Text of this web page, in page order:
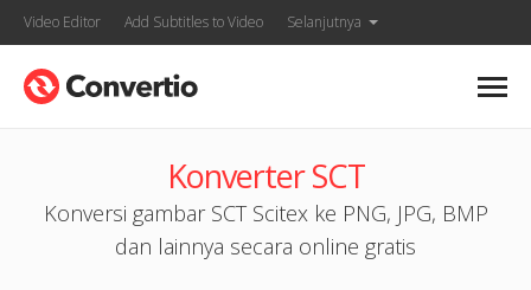
Video Editor Add Subtitles to Video Selanjutnya
Konverter SCT
Konversi gambar SCT Scitex ke PNG, JPG, BMP
dan lainnya secara online gratis